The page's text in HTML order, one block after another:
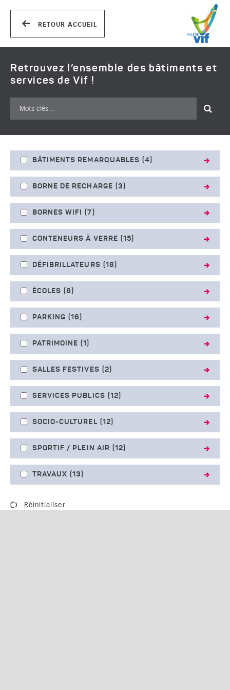
Ville de Vif - Carte interactive
RETOUR ACCUEIL
Retrouvez l’ensemble des bâtiments et
services de Vif !
BÂTIMENTS REMARQUABLES (4)
BORNE DE RECHARGE (3)
BORNES WIFI (7)
CONTENEURS À VERRE (15)
DÉFIBRILLATEURS (18)
ÉCOLES (8)
PARKING (16)
PATRIMOINE (1)
SALLES FESTIVES (2)
SERVICES PUBLICS (12)
SOCIO-CULTUREL (12)
SPORTIF / PLEIN AIR (12)
TRAVAUX (13)
Réinitialiser